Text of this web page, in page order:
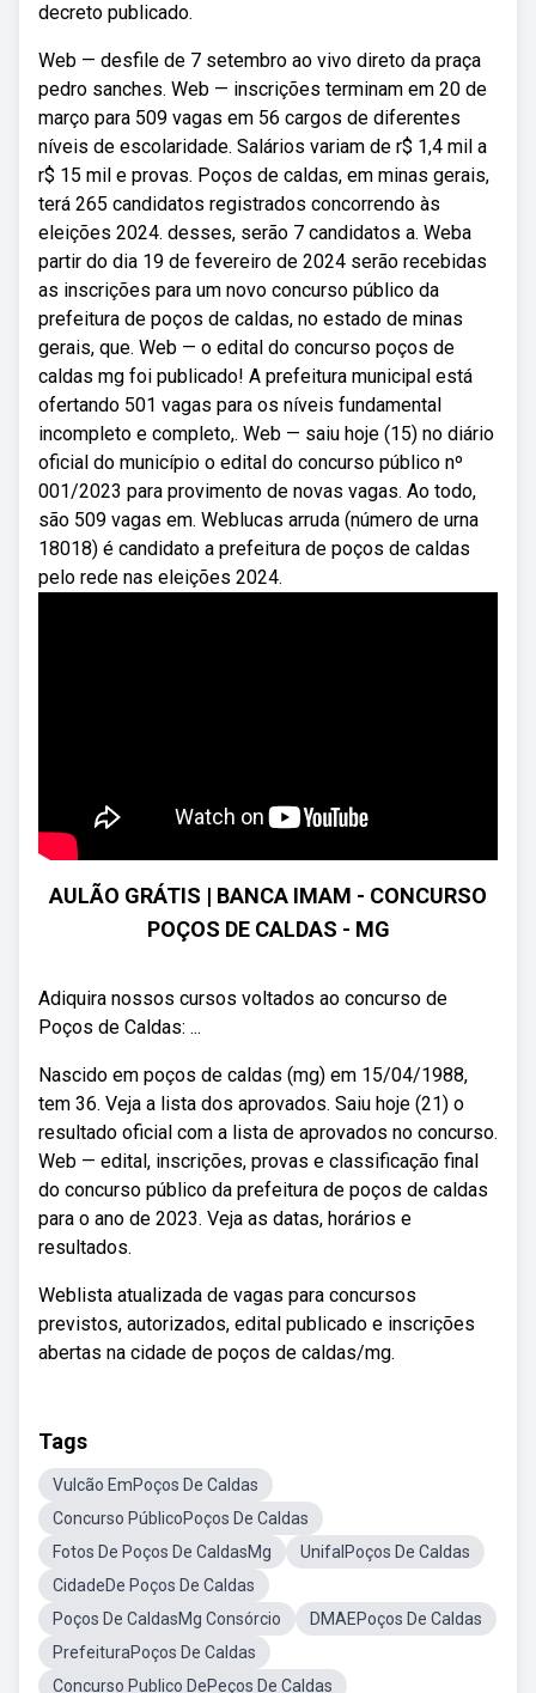
decreto publicado.
Web — desfile de 7 setembro ao vivo direto da praça
pedro sanches. Web — inscrições terminam em 20 de
março para 509 vagas em 56 cargos de diferentes
níveis de escolaridade. Salários variam de r$ 1,4 mil a
r$ 15 mil e provas. Poços de caldas, em minas gerais,
terá 265 candidatos registrados concorrendo às
eleições 2024. desses, serão 7 candidatos a. Weba
partir do dia 19 de fevereiro de 2024 serão recebidas
as inscrições para um novo concurso público da
prefeitura de poços de caldas, no estado de minas
gerais, que. Web — o edital do concurso poços de
caldas mg foi publicado! A prefeitura municipal está
ofertando 501 vagas para os níveis fundamental
incompleto e completo,. Web — saiu hoje (15) no diário
oficial do município o edital do concurso público nº
001/2023 para provimento de novas vagas. Ao todo,
são 509 vagas em. Weblucas arruda (número de urna
18018) é candidato a prefeitura de poços de caldas
pelo rede nas eleições 2024.
AULÃO GRÁTIS | BANCA IMAM - CONCURSO
POÇOS DE CALDAS - MG
Adiquira nossos cursos voltados ao concurso de
Poços de Caldas: ...
Nascido em poços de caldas (mg) em 15/04/1988,
tem 36. Veja a lista dos aprovados. Saiu hoje (21) o
resultado oficial com a lista de aprovados no concurso.
Web — edital, inscrições, provas e classificação final
do concurso público da prefeitura de poços de caldas
para o ano de 2023. Veja as datas, horários e
resultados.
Weblista atualizada de vagas para concursos
previstos, autorizados, edital publicado e inscrições
abertas na cidade de poços de caldas/mg.
Tags
Vulcão EmPoços De Caldas
Concurso PúblicoPoços De Caldas
Fotos De Poços De CaldasMg
UnifalPoços De Caldas
CidadeDe Poços De Caldas
Poços De CaldasMg Consórcio
DMAEPoços De Caldas
PrefeituraPoços De Caldas
Concurso Publico DePeços De Caldas